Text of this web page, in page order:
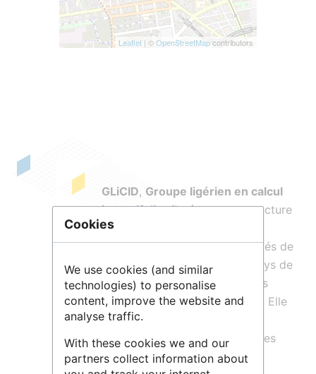
Leaflet | ©OpenStreetMapcontributors
GLiCID, Groupe ligérien en calcul
intensif distribué, est une structure
transversale au service des
personnels des équipes et unités de
recherche de la Région des Pays de
la Loire, et de leurs partenaires
académiques et/ou industriels. Elle
a pour mission de mettre à
disposition de l'ensemble de ces
personnelsdes moyens
Cookies
We use cookies (and similar
technologies) to personalise
content, improve the website and
analyse traffic.
With these cookies we and our
partners collect information about